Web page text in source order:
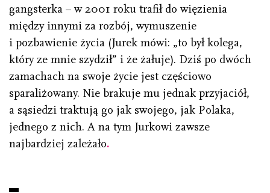
gangsterka – w 2001 roku trafił do więzienia
między innymi za rozbój, wymuszenie
i pozbawienie życia (Jurek mówi: „to był kolega,
który ze mnie szydził” i że żałuje). Dziś po dwóch
zamachach na swoje życie jest częściowo
sparaliżowany. Nie brakuje mu jednak przyjaciół,
a sąsiedzi traktują go jak swojego, jak Polaka,
jednego z nich. A na tym Jurkowi zawsze
najbardziej zależało.